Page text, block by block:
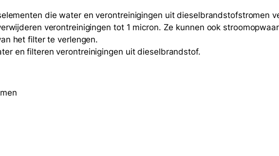
t
e
r
(
die water en verontreinigingen uit dieselbrandstofstromen
verontreinigingen tot 1 micron. Ze kunnen ook
het filter te verlengen.
en filteren verontreinigingen uit dieselbrandstof.